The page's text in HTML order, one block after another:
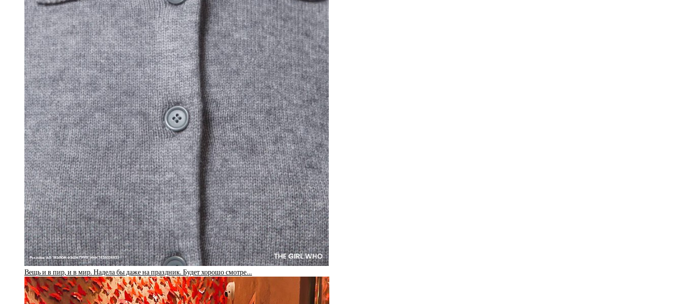
Вещь и в пир, и в мир. Надела бы даже на праздник. Будет хорошо смотре…